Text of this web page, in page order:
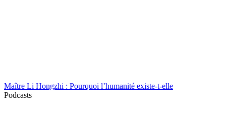
Maître Li Hongzhi : Pourquoi l’humanité existe-t-elle
Podcasts